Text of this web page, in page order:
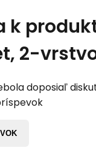
k
2-
doposiaľ